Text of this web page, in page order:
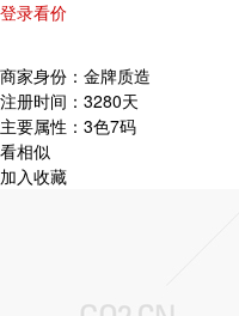
登录看价
商家身份： 金牌质造
注册时间： 3280天
主要属性： 3色7码
看相似
加入收藏